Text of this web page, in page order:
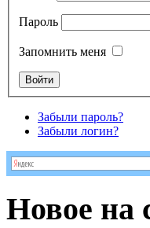
Пароль
Запомнить меня
Забыли пароль?
Забыли логин?
Новое на